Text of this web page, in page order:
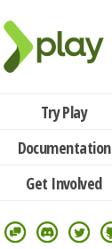
Try Play
Documentation
Get Involved